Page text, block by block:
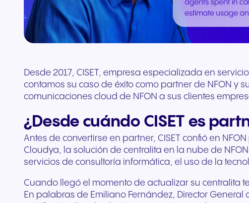
complementos
Conecta equipos y CRM
y una
hasta
Te
+34 910
Desde 2017, CISET, empresa especializada en
contamos su caso de éxito como partner de NFON y
comunicaciones cloud de NFON a sus clientes
¿Desde cuándo CISET es
Antes de convertirse en partner, CISET confió en
Cloudya, la solución de centralita en la nube de
servicios de consultoría informática, el uso de la
Cuando llegó el momento de actualizar su centralita
En palabras de Emiliano Fernández, Director